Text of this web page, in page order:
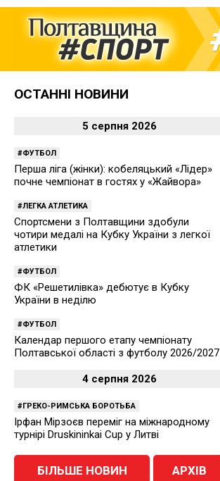
ОСТАННІ НОВИНИ
5 серпня 2026
ФУТБОЛ
Перша ліга (жінки): кобеляцький «Лідер»
почне чемпіонат в гостях у «Жайвора»
ЛЕГКА АТЛЕТИКА
Спортсмени з Полтавщини здобули
чотири медалі на Кубку України з легкої
атлетики
ФУТБОЛ
ФК «Решетилівка» дебютує в Кубку
України в неділю
ФУТБОЛ
Календар першого етапу чемпіонату
Полтавської області з футболу 2026/2027
4 серпня 2026
ГРЕКО-РИМСЬКА БОРОТЬБА
Ірфан Мірзоєв переміг на міжнародному
турнірі Druskininkai Cup у Литві
БІЛЬШЕ НОВИН АРХІВ